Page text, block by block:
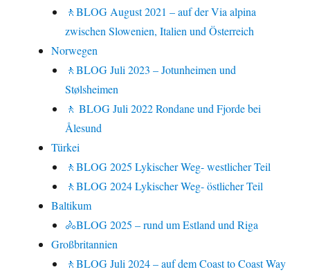
🚶BLOG August 2021 – auf der Via alpina
zwischen Slowenien, Italien und Österreich
Norwegen
🚶BLOG Juli 2023 – Jotunheimen und
Stølsheimen
🚶 BLOG Juli 2022 Rondane und Fjorde bei
Ålesund
Türkei
🚶BLOG 2025 Lykischer Weg- westlicher Teil
🚶BLOG 2024 Lykischer Weg- östlicher Teil
Baltikum
🚴BLOG 2025 – rund um Estland und Riga
Großbritannien
🚶BLOG Juli 2024 – auf dem Coast to Coast Way